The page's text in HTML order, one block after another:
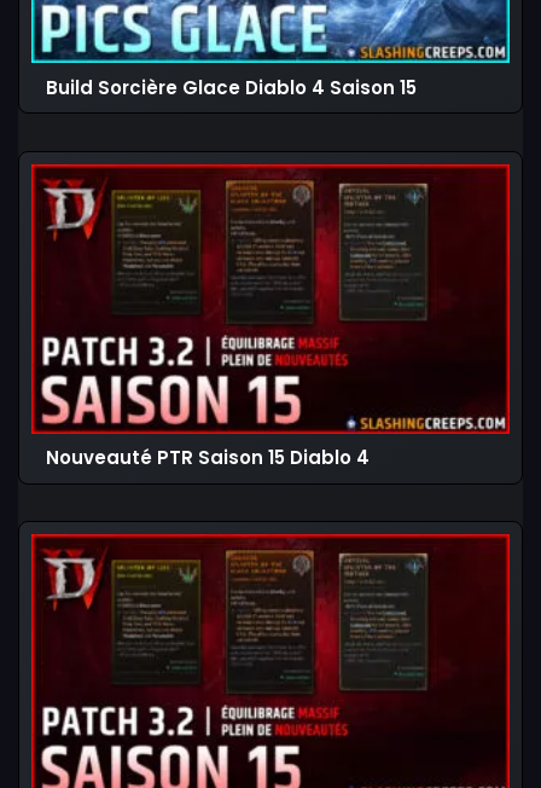
Build Sorcière Glace Diablo 4 Saison 15
Nouveauté PTR Saison 15 Diablo 4